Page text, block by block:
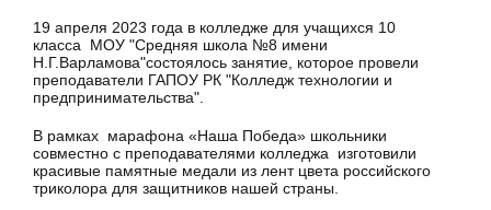
19 апреля 2023 года в колледже для учащихся 10
класса МОУ "Средняя школа №8 имени
Н.Г.Варламова"состоялось занятие, которое провели
преподаватели ГАПОУ РК "Колледж технологии и
предпринимательства".
В рамках марафона «Наша Победа» школьники
совместно с преподавателями колледжа изготовили
красивые памятные медали из лент цвета российского
триколора для защитников нашей страны.